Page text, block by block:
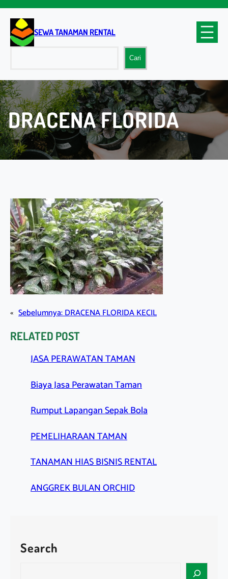
Lewati
konten
SEWA TANAMAN RENTAL
Cari
DRACENA FLORIDA
« Sebelumnya:DRACENA FLORIDA KECIL
RELATED POST
JASA PERAWATAN TAMAN
Biaya Jasa Perawatan Taman
Rumput Lapangan Sepak Bola
PEMELIHARAAN TAMAN
TANAMAN HIAS BISNIS RENTAL
ANGGREK BULAN ORCHID
Search